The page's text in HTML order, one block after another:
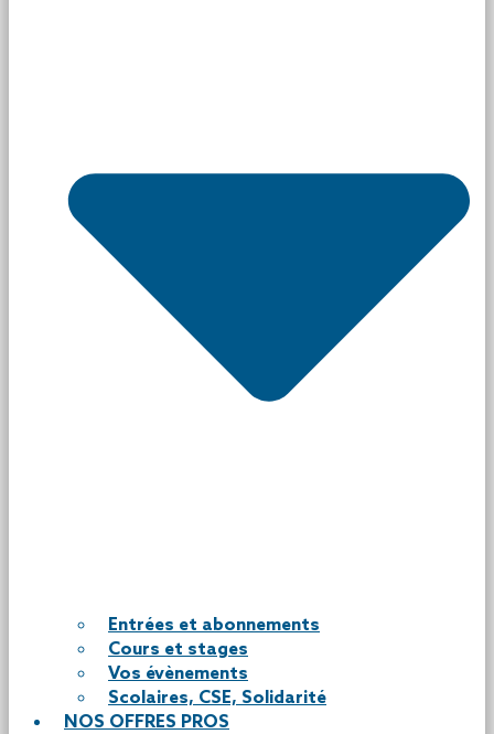
Entrées et abonnements
Cours et stages
Vos évènements
Scolaires, CSE, Solidarité
NOS OFFRES PROS